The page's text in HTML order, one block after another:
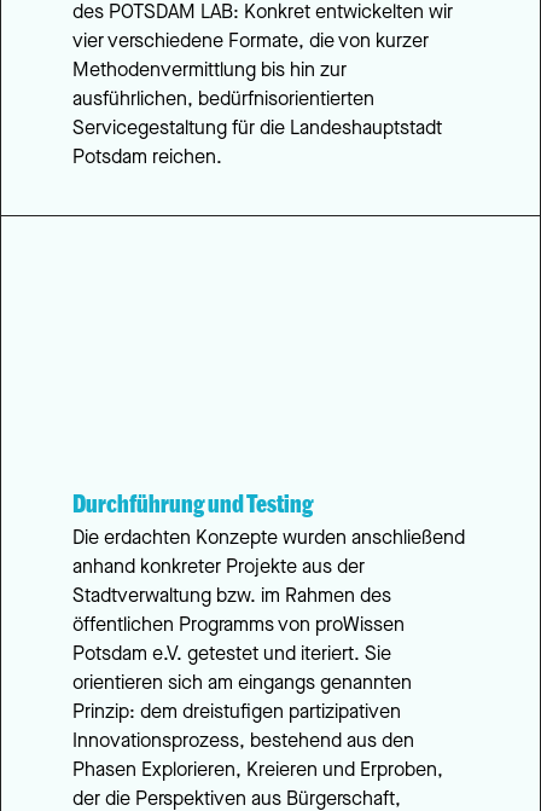
des POTSDAM LAB: Konkret entwickelten wir
vier verschiedene Formate, die von kurzer
Methodenvermittlung bis hin zur
ausführlichen, bedürfnisorientierten
Servicegestaltung für die Landeshauptstadt
Potsdam reichen.
Durchführung und Testing
Die erdachten Konzepte wurden anschließend
anhand konkreter Projekte aus der
Stadtverwaltung bzw. im Rahmen des
öffentlichen Programms von proWissen
Potsdam e.V. getestet und iteriert. Sie
orientieren sich am eingangs genannten
Prinzip: dem dreistufigen partizipativen
Innovationsprozess, bestehend aus den
Phasen Explorieren, Kreieren und Erproben,
der die Perspektiven aus Bürgerschaft,